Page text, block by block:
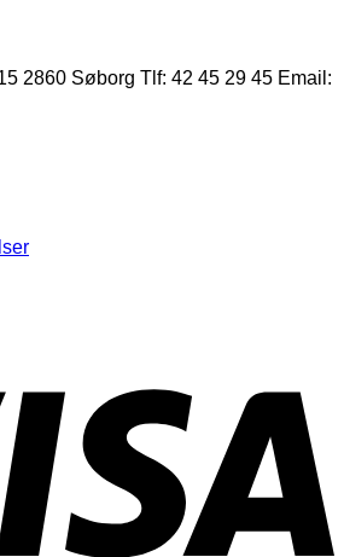
2860 Søborg Tlf: 42 45 29 45 Email: